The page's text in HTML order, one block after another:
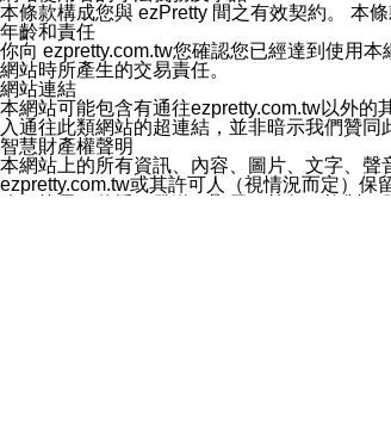
2.點選「隱私設定」
3.點選「提供使用資料」
4.點選「LINE通知型訊息」
5.開關「接收LINE通知型訊息」
❗️關閉「接收通知型訊息」後，將不會接收
本條款構成您與 ezPretty 間之有效契約。 本
年齡和責任
你向 ezpretty.com.tw您確認您已經達到使用
網站時所產生的交易責任。
網站連結
本網站可能包含有通往ezpretty.com.tw以外
入通往此類網站的超連結，並非暗示我們贊
智慧財產權聲明
本網站上的所有資訊、內容、圖片、文字、
ezpretty.com.tw或其許可人（視情況而定）